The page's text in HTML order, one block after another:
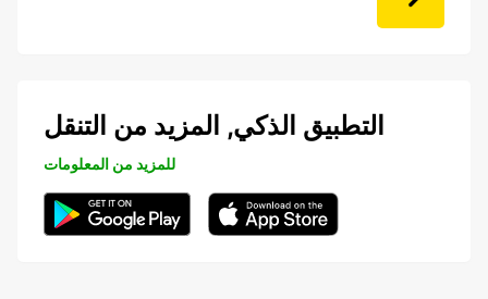
التطبيق الذكي, المزيد من التنقل
للمزيد من المعلومات